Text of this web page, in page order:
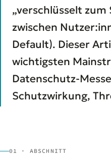
„verschlüsselt
zwischen
Default). Dieser
wichtigsten
Datenschutz-
Schutzwirkung,
01 · ABSCHNITT